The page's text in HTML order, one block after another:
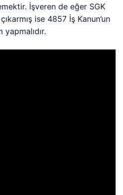
İşveren de eğer SGK
ise 4857 İş Kanun’un